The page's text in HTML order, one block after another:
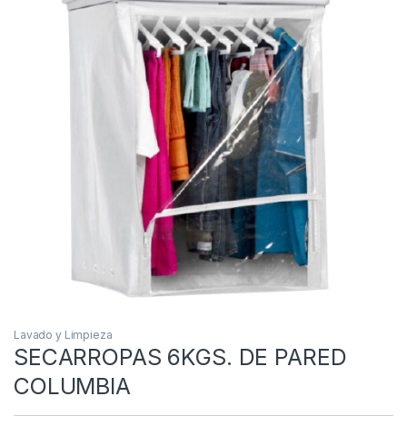
Lavado y Limpieza
SECARROPAS 6KGS. DE PARED
COLUMBIA